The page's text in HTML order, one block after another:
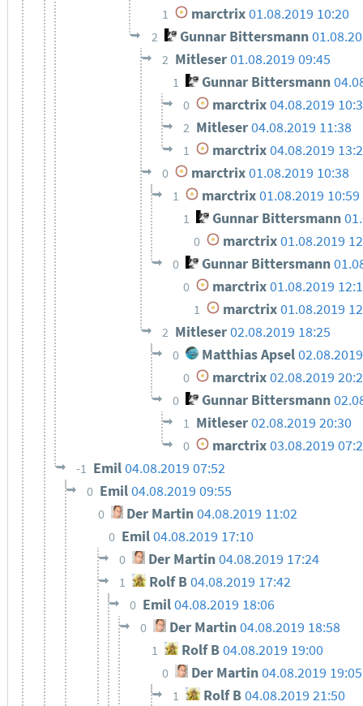
1 marctrix 01.08.2019 10:20
2 Gunnar Bittersmann
2 Mitleser01.08.2019 09:45
1 Gunnar Bittersmann
0 marctrix04.08.2019
2 Mitleser04.08.2019 11:38
1 marctrix04.08.2019
0 marctrix 01.08.2019 10:38
1 marctrix01.08.2019 10:59
1 Gunnar Bittersmann
0 marctrix01.08.2019
0 Gunnar Bittersmann
0 marctrix01.08.2019
1 marctrix01.08.2019
2 Mitleser02.08.2019 18:25
0 Matthias Apsel
0 marctrix02.08.2019
0 Gunnar Bittersmann
1 Mitleser02.08.2019 20:30
0 marctrix03.08.2019
-1 Emil04.08.2019 07:52
0 Emil04.08.2019 09:55
0 Der Martin04.08.2019 11:02
0 Emil04.08.2019 17:10
0 Der Martin04.08.2019 17:24
1 Rolf B 04.08.2019 17:42
0 Emil04.08.2019 18:06
0 Der Martin04.08.2019 18:58
1 Rolf B04.08.2019 19:00
0 Der Martin 04.08.2019 19:05
1 Rolf B 04.08.2019 21:50